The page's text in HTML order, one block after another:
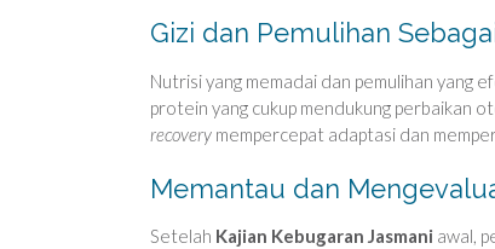
Gizi dan Pemulihan
Nutrisi yang memadai dan pemulihan yang
protein yang cukup mendukung perbaikan
recovery mempercepat adaptasi dan
Memantau dan
Setelah Kajian Kebugaran Jasmani awal,